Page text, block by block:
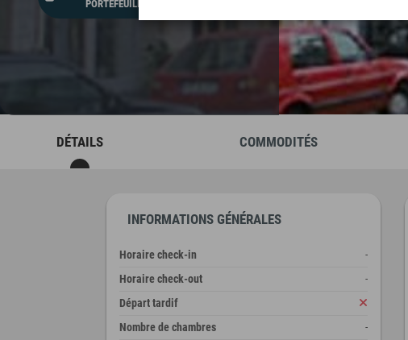
PORTEFEUILLE
DÉTAILS COMMODITÉS
INFORMATIONS GÉNÉRALES
Horaire check-in
-
Horaire check-out
-
Départ tardif
Nombre de chambres
-